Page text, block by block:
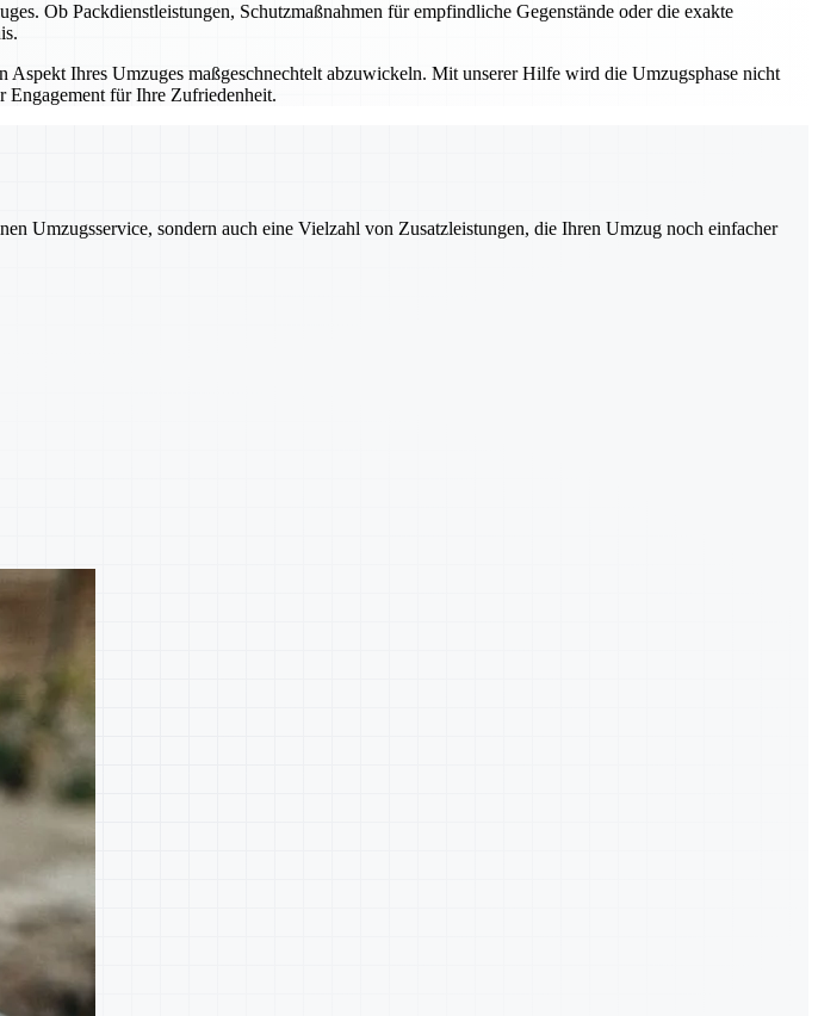
Ob Packdienstleistungen, Schutzmaßnahmen für empfindliche Gegenstände oder die exakte
Ihres Umzuges maßgeschnechtelt abzuwickeln. Mit unserer Hilfe wird die Umzugsphase nicht
Engagement für Ihre Zufriedenheit.
Umzugsservice, sondern auch eine Vielzahl von Zusatzleistungen, die Ihren Umzug noch einfacher